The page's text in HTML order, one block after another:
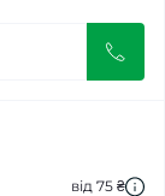
від 75 ₴